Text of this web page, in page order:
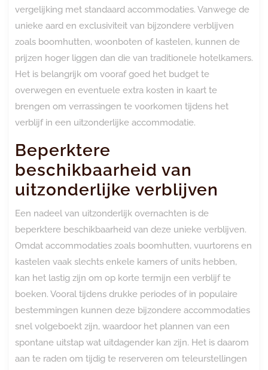
vergelijking met standaard accommodaties. Vanwege de
unieke aard en exclusiviteit van bijzondere verblijven
zoals boomhutten, woonboten of kastelen, kunnen de
prijzen hoger liggen dan die van traditionele hotelkamers.
Het is belangrijk om vooraf goed het budget te
overwegen en eventuele extra kosten in kaart te
brengen om verrassingen te voorkomen tijdens het
verblijf in een uitzonderlijke accommodatie.
Beperktere
beschikbaarheid van
uitzonderlijke verblijven
Een nadeel van uitzonderlijk overnachten is de
beperktere beschikbaarheid van deze unieke verblijven.
Omdat accommodaties zoals boomhutten, vuurtorens en
kastelen vaak slechts enkele kamers of units hebben,
kan het lastig zijn om op korte termijn een verblijf te
boeken. Vooral tijdens drukke periodes of in populaire
bestemmingen kunnen deze bijzondere accommodaties
snel volgeboekt zijn, waardoor het plannen van een
spontane uitstap wat uitdagender kan zijn. Het is daarom
aan te raden om tijdig te reserveren om teleurstellingen